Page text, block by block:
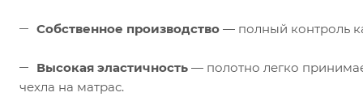
Собственное производство — полный контроль
Высокая эластичность — полотно легко
чехла на матрас.